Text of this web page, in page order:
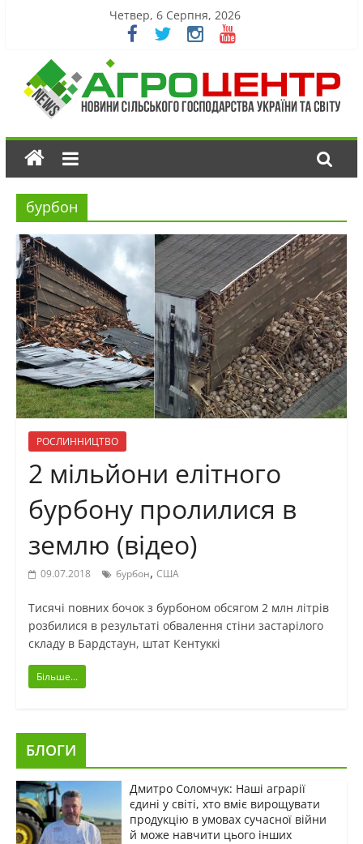
Четвер, 6 Серпня, 2026
бурбон
РОСЛИННИЦТВО
2 мільйони елітного
бурбону пролилися в
землю (відео)
09.07.2018 бурбон, США
Тисячі повних бочок з бурбоном обсягом 2 млн літрів
розбилися в результаті обвалення стіни застарілого
складу в Бардстаун, штат Кентуккі
Більше...
БЛОГИ
Дмитро Соломчук: Наші аграрії
єдині у світі, хто вміє вирощувати
продукцію в умовах сучасної війни
й може навчити цього інших